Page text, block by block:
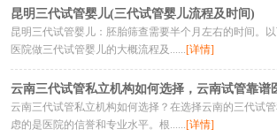
昆明三代试管婴儿(三代试管婴儿流程及时间)
昆明三代试管婴儿：胚胎筛查需要半个月左右的时间。
医院做三代试管婴儿的大概流程及......[详情]
云南三代试管私立机构如何选择，云南试管靠谱
云南三代试管私立机构如何选择？在选择云南的三代试
虑的是医院的信誉和专业水平。根......[详情]